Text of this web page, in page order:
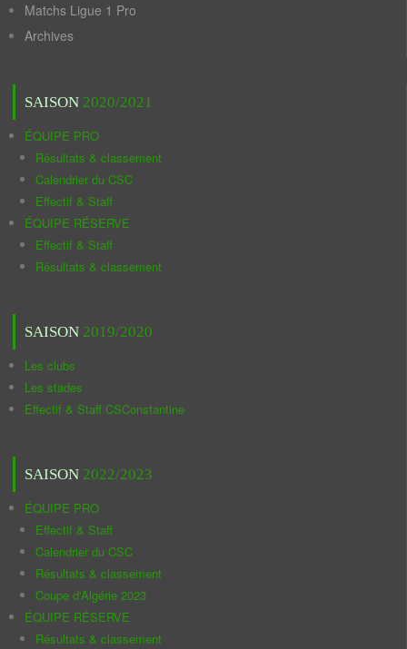
Matchs Ligue 1 Pro
Archives
SAISON 2020/2021
ÉQUIPE PRO
Résultats & classement
Calendrier du CSC
Effectif & Staff
ÉQUIPE RÉSERVE
Effectif & Staff
Résultats & classement
SAISON 2019/2020
Les clubs
Les stades
Effectif & Staff CSConstantine
SAISON 2022/2023
ÉQUIPE PRO
Effectif & Staff
Calendrier du CSC
Résultats & classement
Coupe d'Algérie 2023
ÉQUIPE RÉSERVE
Résultats & classement